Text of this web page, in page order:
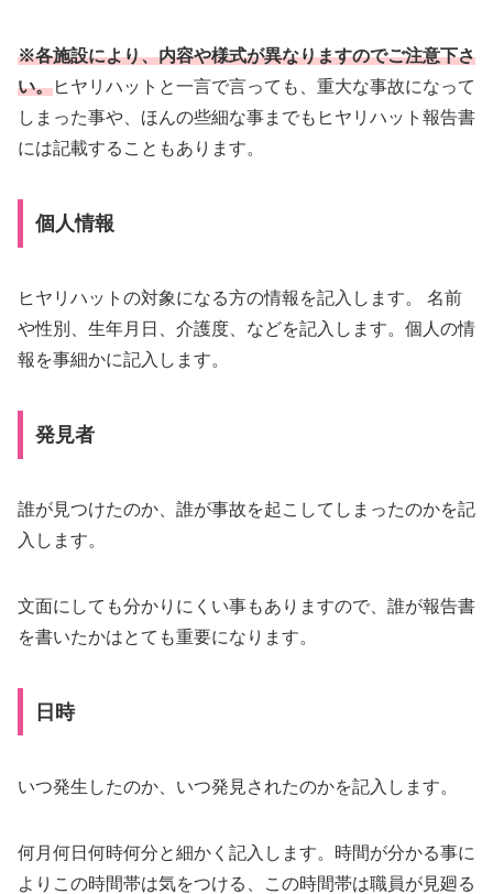
※各施設により、内容や様式が異なりますのでご注意下さ
い。ヒヤリハットと一言で言っても、重大な事故になって
しまった事や、ほんの些細な事までもヒヤリハット報告書
には記載することもあります。
個人情報
ヒヤリハットの対象になる方の情報を記入します。 名前
や性別、生年月日、介護度、などを記入します。個人の情
報を事細かに記入します。
発見者
誰が見つけたのか、誰が事故を起こしてしまったのかを記
入します。
文面にしても分かりにくい事もありますので、誰が報告書
を書いたかはとても重要になります。
日時
いつ発生したのか、いつ発見されたのかを記入します。
何月何日何時何分と細かく記入します。時間が分かる事に
よりこの時間帯は気をつける、この時間帯は職員が見廻る